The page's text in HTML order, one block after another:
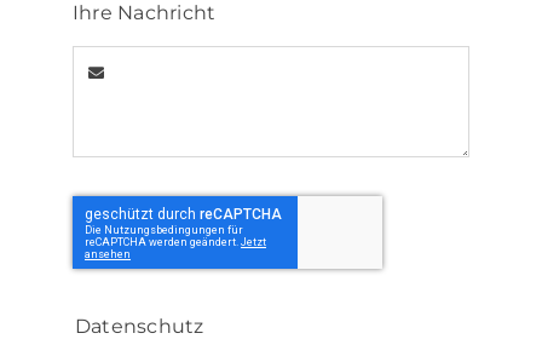
Ihre Nachricht
Datenschutz